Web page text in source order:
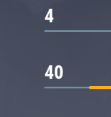
4
40